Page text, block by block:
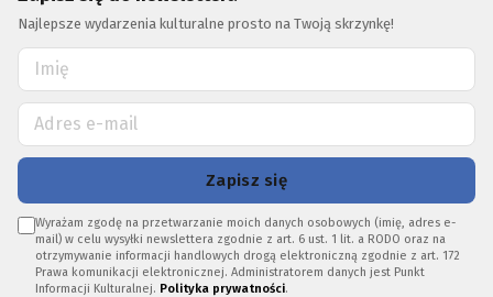
Najlepsze wydarzenia kulturalne prosto na Twoją skrzynkę!
Zapisz się
Wyrażam zgodę na przetwarzanie moich danych osobowych (imię, adres e-
mail) w celu wysyłki newslettera zgodnie z art. 6 ust. 1 lit. a RODO oraz na
otrzymywanie informacji handlowych drogą elektroniczną zgodnie z art. 172
Prawa komunikacji elektronicznej. Administratorem danych jest Punkt
Informacji Kulturalnej. Polityka prywatności.